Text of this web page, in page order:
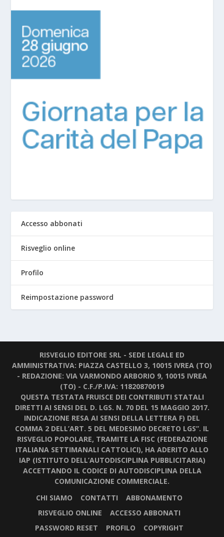
Accesso abbonati
Risveglio online
Profilo
Reimpostazione password
RISVEGLIO EDITORE SRL - SEDE LEGALE ED
AMMINISTRATIVA: PIAZZA CASTELLO 3, 10015 IVREA (TO)
- REDAZIONE: VIA VARMONDO ARBORIO 9, 10015 IVREA
(TO) - C.F./P.IVA: 11820870019
QUESTA TESTATA FRUISCE DEI CONTRIBUTI STATALI
DIRETTI AI SENSI DEL D. LGS. N. 70 DEL 15 MAGGIO 2017.
INDICAZIONE RESA AI SENSI DELLA LETTERA F) DEL
COMMA 2 DELL’ART. 5 DEL MEDESIMO DECRETO LGS”. IL
RISVEGLIO POPOLARE, TRAMITE LA FISC (FEDERAZIONE
ITALIANA SETTIMANALI CATTOLICI), HA ADERITO ALLO
IAP (ISTITUTO DELL’AUTODISCIPLINA PUBBLICITARIA)
ACCETTANDO IL CODICE DI AUTODISCIPLINA DELLA
COMUNICAZIONE COMMERCIALE.
CHI SIAMO
CONTATTI
ABBONAMENTO
RISVEGLIO ONLINE
ACCESSO ABBONATI
PASSWORD RESET
PROFILO COPYRIGHT